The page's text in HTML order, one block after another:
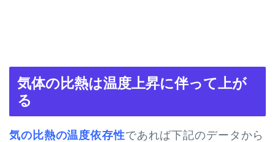
気体の比熱は温度上昇に伴って上が
る
気の比熱の温度依存性であれば下記のデータから